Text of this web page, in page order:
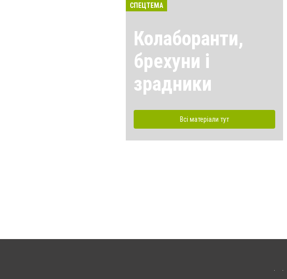
СПЕЦТЕМА
Колаборанти,
брехуни і
зрадники
Всі матеріали тут